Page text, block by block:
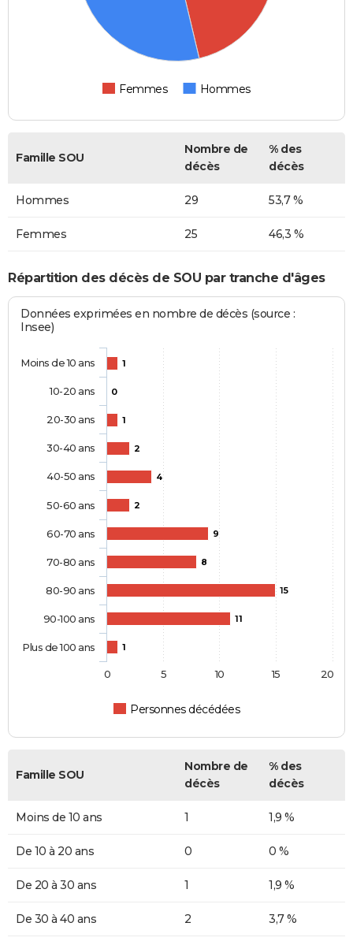
Femmes Hommes
Famille SOU
Nombre de
décès
% des
décès
Hommes 29 53,7 %
Femmes 25 46,3 %
Répartition des décès de SOU par tranche d'âges
Données exprimées en nombre de décès (source :
Insee)
1
0
1
2
4
2
9
8
15
11
1
Personnes décédées
Moins de 10 ans
10-20 ans
20-30 ans
30-40 ans
40-50 ans
50-60 ans
60-70 ans
70-80 ans
80-90 ans
90-100 ans
Plus de 100 ans
0 5 10 15 20
Famille SOU
Nombre de
décès
% des
décès
Moins de 10 ans 1 1,9 %
De 10 à 20 ans 0 0 %
De 20 à 30 ans 1 1,9 %
De 30 à 40 ans 2 3,7 %